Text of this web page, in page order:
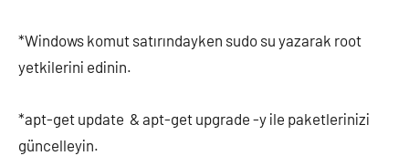
*Windows komut satırındayken sudo su yazarak root
yetkilerini edinin.
*apt-get update & apt-get upgrade -y ile paketlerinizi
güncelleyin.